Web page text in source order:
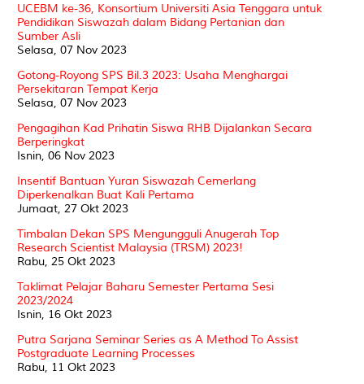
UCEBM ke-36, Konsortium Universiti Asia Tenggara untuk
Pendidikan Siswazah dalam Bidang Pertanian dan
Sumber Asli
Selasa, 07 Nov 2023
Gotong-Royong SPS Bil.3 2023: Usaha Menghargai
Persekitaran Tempat Kerja
Selasa, 07 Nov 2023
Pengagihan Kad Prihatin Siswa RHB Dijalankan Secara
Berperingkat
Isnin, 06 Nov 2023
Insentif Bantuan Yuran Siswazah Cemerlang
Diperkenalkan Buat Kali Pertama
Jumaat, 27 Okt 2023
Timbalan Dekan SPS Mengungguli Anugerah Top
Research Scientist Malaysia (TRSM) 2023!
Rabu, 25 Okt 2023
Taklimat Pelajar Baharu Semester Pertama Sesi
2023/2024
Isnin, 16 Okt 2023
Putra Sarjana Seminar Series as A Method To Assist
Postgraduate Learning Processes
Rabu, 11 Okt 2023